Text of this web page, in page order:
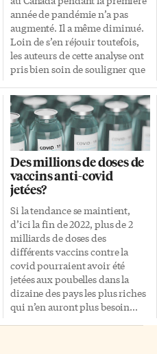
année de pandémie n’a pas
augmenté. Il a même diminué.
Loin de s’en réjouir toutefois,
les auteurs de cette analyse ont
pris bien soin de souligner que
résultats suggèrent que les
interventions
gouvernementales qui visent à
réduire l’insécurité (économie,
logement, santé) et les services
psychiatriques ciblés, devraient
être une priorité, dans le
contexte d’une stratégie
nationale de réduction du
suicide. Pas seulement pendant
la fin de la pandémie de covid,
mais après ». 7,34 suicides par
100 000 Leur […]
Des millions de doses de
vaccins anti-covid
jetées?
Si la tendance se maintient,
d’ici la fin de 2022, plus de 2
milliards de doses des
différents vaccins contre la
covid pourraient avoir été
jetées aux poubelles dans la
dizaine des pays les plus riches
qui n’en auront plus besoin…